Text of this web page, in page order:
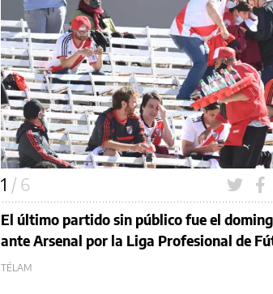
1 / 6
El último partido sin público fue el
ante Arsenal por la Liga Profesional de
TÉLAM